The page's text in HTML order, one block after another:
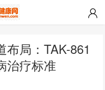
局：TAK-861
治疗标准